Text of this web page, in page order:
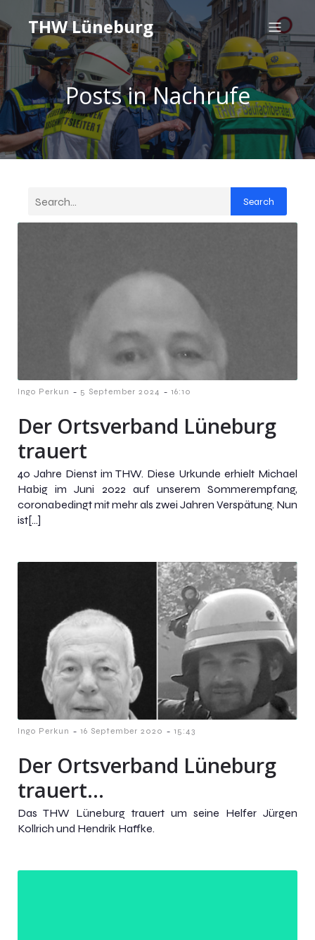
THW Lüneburg
Posts in Nachrufe
Search
Ingo Perkun - 5 September 2024 - 16:10
Der Ortsverband Lüneburg
trauert
40 Jahre Dienst im THW. Diese Urkunde erhielt Michael
Habig im Juni 2022 auf unserem Sommerempfang,
coronabedingt mit mehr als zwei Jahren Verspätung. Nun
ist[…]
Ingo Perkun - 16 September 2020 - 15:43
Der Ortsverband Lüneburg
trauert…
Das THW Lüneburg trauert um seine Helfer Jürgen
Kollrich und Hendrik Haffke.